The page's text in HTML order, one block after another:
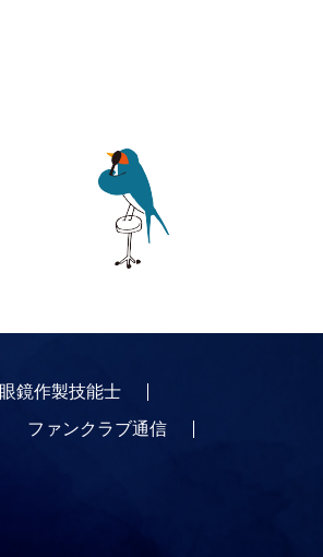
眼鏡作製技能士
ファンクラブ通信